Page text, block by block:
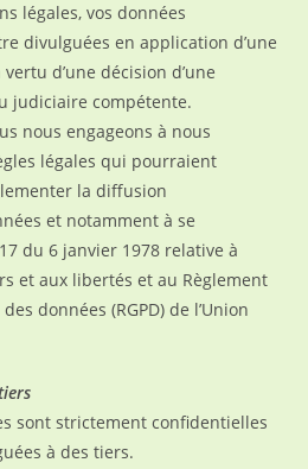
légales, vos données
divulguées en application d’une
d’une décision d’une
judiciaire compétente.
nous engageons à nous
légales qui pourraient
la diffusion
et notamment à se
du 6 janvier 1978 relative à
et aux libertés et au Règlement
données (RGPD) de l’Union
sont strictement confidentielles
à des tiers.